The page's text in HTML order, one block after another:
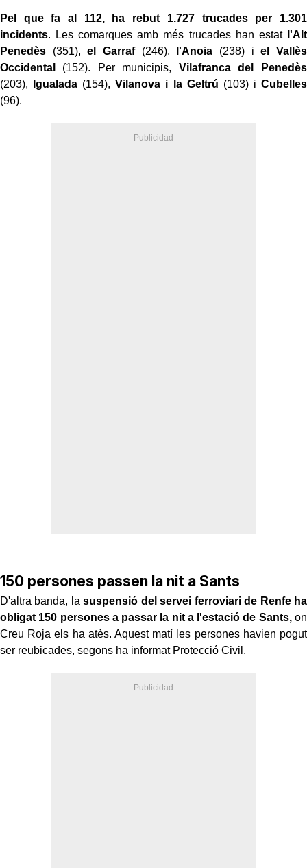
Pel que fa al 112, ha rebut 1.727 trucades per 1.301
incidents. Les comarques amb més trucades han estat l'Alt
Penedès (351),el Garraf(246), l'Anoia (238) iel Vallès
Occidental
(152). Per municipis, Vilafranca del Penedès
(203),
Igualada (154),Vilanova i la Geltrú (103) i Cubelles
(96).
150 persones passen la nit a Sants
D'altra banda, lasuspensió del servei ferroviari de Renfe ha
obligat 150 persones a passar la nit a l'estació de Sants,on
Creu Roja els ha atès. Aquest matí les persones havien pogut
ser reubicades, segons ha informat Protecció Civil.